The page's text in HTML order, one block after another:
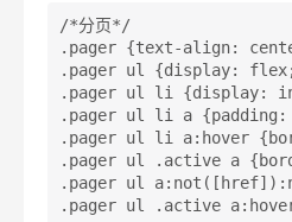
/*分页*/
.pager {text-align:
.pager ul {display:
.pager ul li {display:
.pager ul li a
.pager ul li a:hover
.pager ul .active a
.pager ul
.pager ul .active